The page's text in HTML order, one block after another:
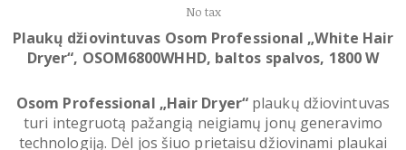
No tax
Plaukų džiovintuvas Osom Professional „White Hair
Dryer“, OSOM6800WHHD, baltos spalvos, 1800 W
Osom Professional „Hair Dryer“ plaukų džiovintuvas
turi integruotą pažangią neigiamų jonų generavimo
technologiją. Dėl jos šiuo prietaisu džiovinami plaukai